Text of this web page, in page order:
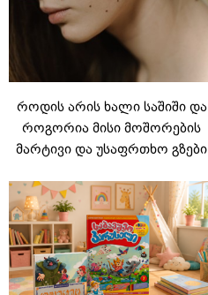
როდის არის ხალი საშიში და
როგორია მისი მოშორების
მარტივი და უსაფრთხო გზები